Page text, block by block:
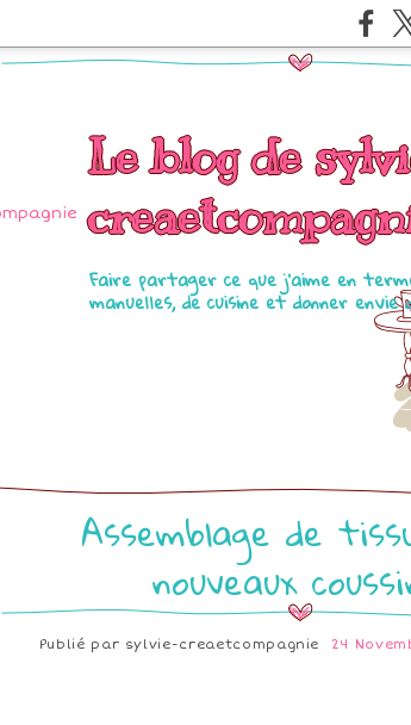
Le blog de
Faire partager ce que j'aime en
manuelles, de cuisine et donner
Assemblage de
nouveaux
Publié par sylvie-creaetcompagnie 24